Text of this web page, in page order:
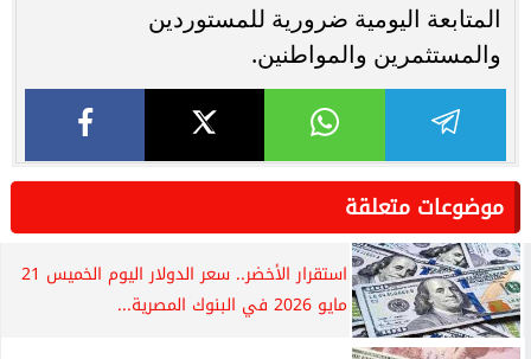
المتابعة اليومية ضرورية للمستوردين
والمستثمرين والمواطنين.
موضوعات متعلقة
استقرار الأخضر.. سعر الدولار اليوم الخميس 21
مايو 2026 في البنوك المصرية...